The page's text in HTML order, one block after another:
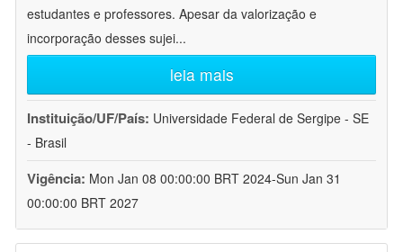
estudantes e professores. Apesar da valorização e
incorporação desses sujei...
leia mais
Instituição/UF/País: Universidade Federal de Sergipe - SE
- Brasil
Vigência: Mon Jan 08 00:00:00 BRT 2024-Sun Jan 31
00:00:00 BRT 2027